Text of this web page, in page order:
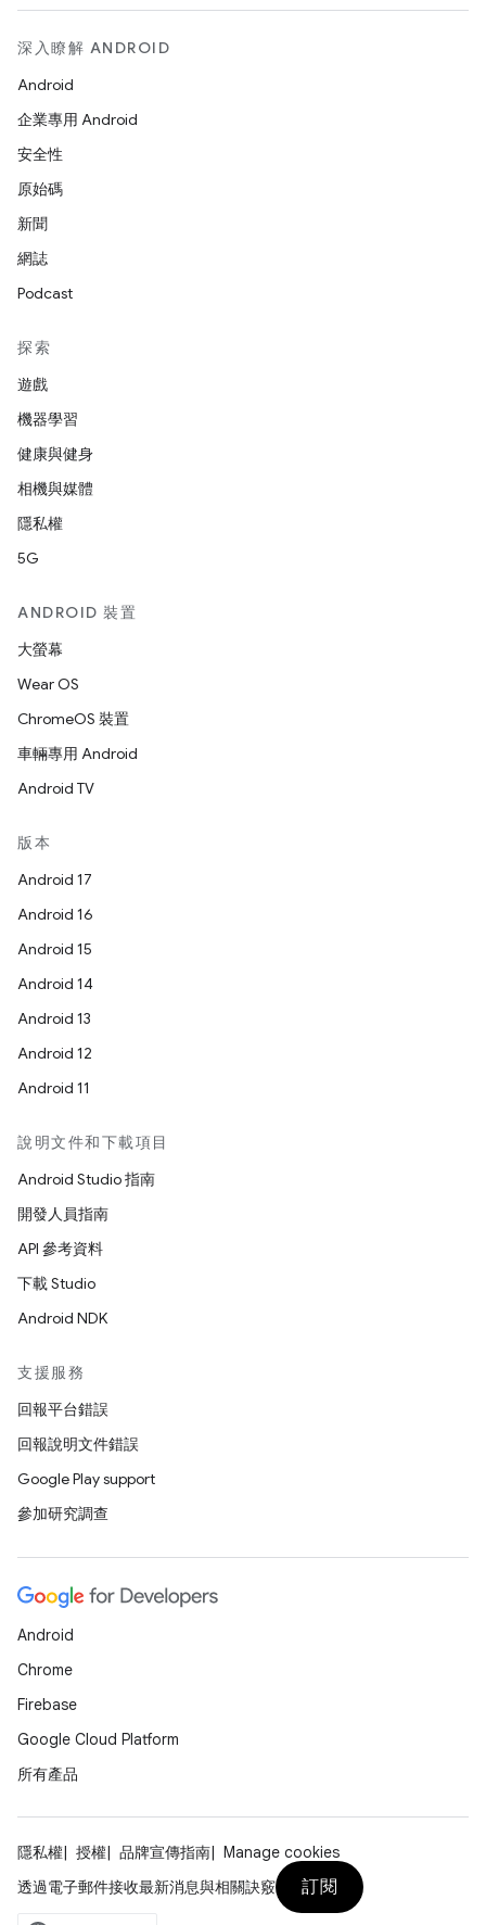
深入瞭解 ANDROID
Android
企業專用 Android
安全性
原始碼
新聞
網誌
Podcast
探索
遊戲
機器學習
健康與健身
相機與媒體
隱私權
5G
ANDROID 裝置
大螢幕
Wear OS
ChromeOS 裝置
車輛專用 Android
Android TV
版本
Android 17
Android 16
Android 15
Android 14
Android 13
Android 12
Android 11
說明文件和下載項目
Android Studio 指南
開發人員指南
API 參考資料
下載 Studio
Android NDK
支援服務
回報平台錯誤
回報說明文件錯誤
Google Play support
參加研究調查
Android
Chrome
Firebase
Google Cloud Platform
所有產品
隱私權 授權 品牌宣傳指南
Manage cookies
透過電子郵件接收最新消息與相關訣竅
訂閱